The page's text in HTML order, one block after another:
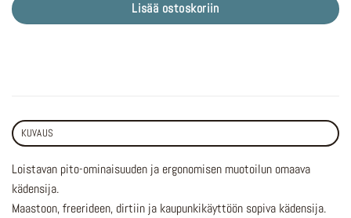
Lisää ostoskoriin
KUVAUS
Loistavan pito-ominaisuuden ja ergonomisen muotoilun omaava
kädensija.
Maastoon, freerideen, dirtiin ja kaupunkikäyttöön sopiva kädensija.